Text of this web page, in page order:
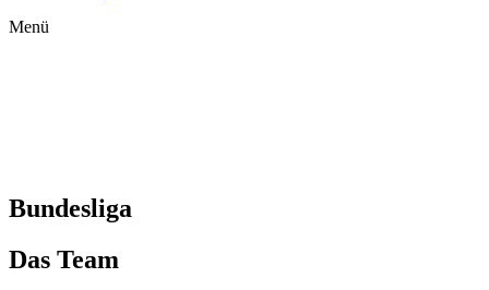
Menü
Bundesliga
Das Team